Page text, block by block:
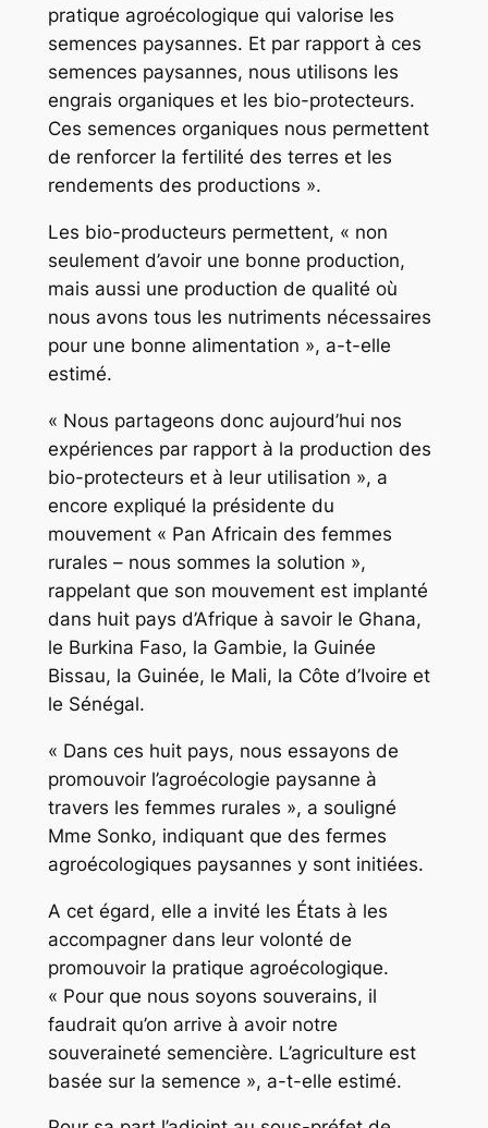
pratique agroécologique qui valorise les
semences paysannes. Et par rapport à ces
semences paysannes, nous utilisons les
engrais organiques et les bio-protecteurs.
Ces semences organiques nous permettent
de renforcer la fertilité des terres et les
rendements des productions ».
Les bio-producteurs permettent, « non
seulement d’avoir une bonne production,
mais aussi une production de qualité où
nous avons tous les nutriments nécessaires
pour une bonne alimentation », a-t-elle
estimé.
« Nous partageons donc aujourd’hui nos
expériences par rapport à la production des
bio-protecteurs et à leur utilisation », a
encore expliqué la présidente du
mouvement « Pan Africain des femmes
rurales – nous sommes la solution »,
rappelant que son mouvement est implanté
dans huit pays d’Afrique à savoir le Ghana,
le Burkina Faso, la Gambie, la Guinée
Bissau, la Guinée, le Mali, la Côte d’Ivoire et
le Sénégal.
« Dans ces huit pays, nous essayons de
promouvoir l’agroécologie paysanne à
travers les femmes rurales », a souligné
Mme Sonko, indiquant que des fermes
agroécologiques paysannes y sont initiées.
A cet égard, elle a invité les États à les
accompagner dans leur volonté de
promouvoir la pratique agroécologique.
« Pour que nous soyons souverains, il
faudrait qu’on arrive à avoir notre
souveraineté semencière. L’agriculture est
basée sur la semence », a-t-elle estimé.